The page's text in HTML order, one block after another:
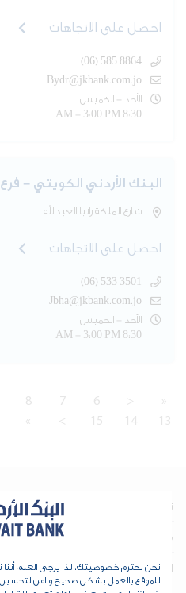
احصل على الاتجاهات
(06) 585 8864
Bydr@jkbank.com.jo
الأحد - الخميس
8:30 AM - 3:00 PM
البنك الأردني الكويتي -
شارع الملكة رانيا العبدالله
احصل على الاتجاهات
(06) 533 3501
Jbha@jkbank.com.jo
الأحد - الخميس
8:30 AM - 3:00 PM
6
7
8
13
14
15
>
نبذة عن البنك
معلومات تهم المستثمرين
العقارات
نحن نحترم خصوصيتك، لذا يرجى العلم أننا
للموقع بالعمل بشكل صحيح و آمن